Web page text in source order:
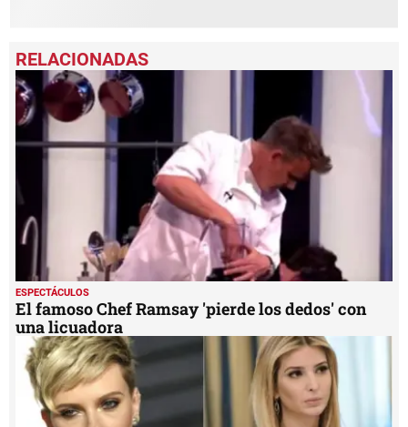
ESPECTÁCULOS
El famoso Chef Ramsay 'pierde los dedos' con
una licuadora